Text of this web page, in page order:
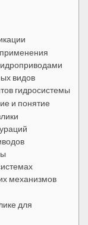
видов
гидросистемы
и понятие
механизмов
для